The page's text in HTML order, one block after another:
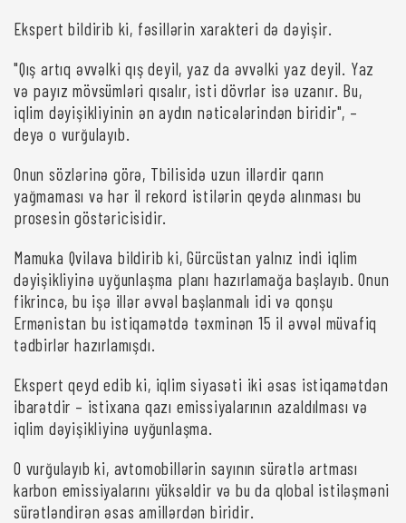
Ekspert bildirib ki, fəsillərin xarakteri də dəyişir.
"Qış artıq əvvəlki qış deyil, yaz da əvvəlki yaz deyil. Yaz
və payız mövsümləri qısalır, isti dövrlər isə uzanır. Bu,
iqlim dəyişikliyinin ən aydın nəticələrindən biridir", –
deyə o vurğulayıb.
Onun sözlərinə görə, Tbilisidə uzun illərdir qarın
yağmaması və hər il rekord istilərin qeydə alınması bu
prosesin göstəricisidir.
Mamuka Qvilava bildirib ki, Gürcüstan yalnız indi iqlim
dəyişikliyinə uyğunlaşma planı hazırlamağa başlayıb. Onun
fikrincə, bu işə illər əvvəl başlanmalı idi və qonşu
Ermənistan bu istiqamətdə təxminən 15 il əvvəl müvafiq
tədbirlər hazırlamışdı.
Ekspert qeyd edib ki, iqlim siyasəti iki əsas istiqamətdən
ibarətdir – istixana qazı emissiyalarının azaldılması və
iqlim dəyişikliyinə uyğunlaşma.
O vurğulayıb ki, avtomobillərin sayının sürətlə artması
karbon emissiyalarını yüksəldir və bu da qlobal istiləşməni
sürətləndirən əsas amillərdən biridir.